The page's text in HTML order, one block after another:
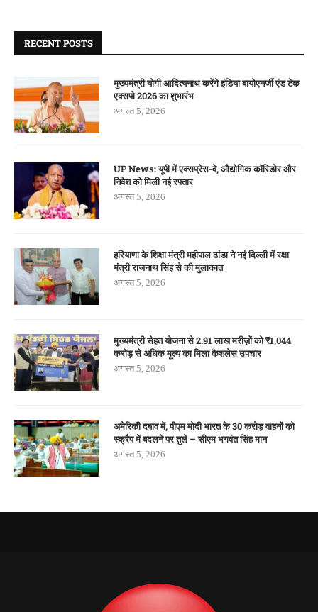
RECENT POSTS
मुख्यमंत्री योगी आदित्यनाथ करेंगे इंडिया बायोएनर्जी एंड टेक
एक्सपो 2026 का शुभारंभ
अगस्त 5, 2026
UP News: यूपी में एक्सप्रेस-वे, औद्योगिक कॉरिडोर और
निवेश को मिली नई रफ्तार
अगस्त 5, 2026
हरियाणा के शिक्षा मंत्री महीपाल ढांडा ने नई दिल्ली में रक्षा
मंत्री राजनाथ सिंह से की मुलाकात
अगस्त 5, 2026
मुख्यमंत्री सेहत योजना से 2.91 लाख मरीज़ों को ₹1,044
करोड़ से अधिक मूल्य का मिला कैशलेस उपचार
अगस्त 5, 2026
अमेरिकी दबाव में, पीएम मोदी भारत के 30 करोड़ वाहनों को
स्क्रैप में बदलने पर तुले – सीएम भगवंत सिंह मान
अगस्त 5, 2026